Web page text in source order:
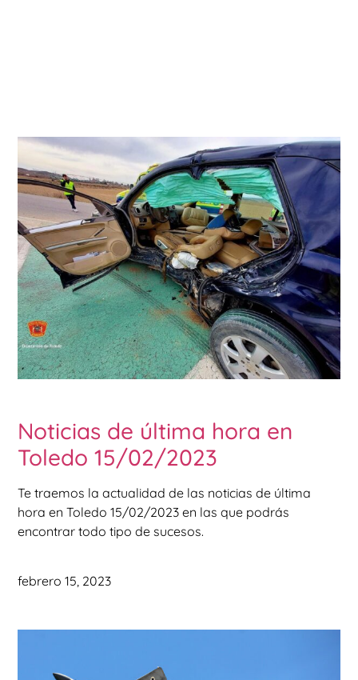
Noticias de última hora en
Toledo 15/02/2023
Te traemos la actualidad de las noticias de última
hora en Toledo 15/02/2023 en las que podrás
encontrar todo tipo de sucesos.
febrero 15, 2023